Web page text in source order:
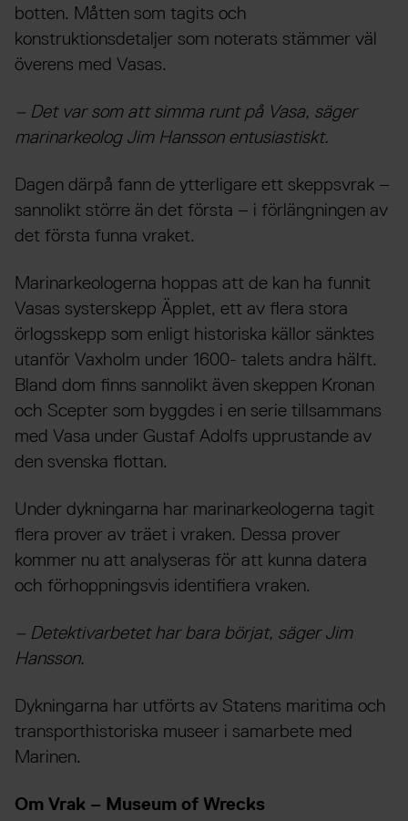
botten. Måtten som tagits och
konstruktionsdetaljer som noterats stämmer väl
överens med Vasas.
– Det var som att simma runt på Vasa, säger
marinarkeolog Jim Hansson entusiastiskt.
Dagen därpå fann de ytterligare ett skeppsvrak –
sannolikt större än det första – i förlängningen av
det första funna vraket.
Marinarkeologerna hoppas att de kan ha funnit
Vasas systerskepp Äpplet, ett av flera stora
örlogsskepp som enligt historiska källor sänktes
utanför Vaxholm under 1600- talets andra hälft.
Bland dom finns sannolikt även skeppen Kronan
och Scepter som byggdes i en serie tillsammans
med Vasa under Gustaf Adolfs upprustande av
den svenska flottan.
Under dykningarna har marinarkeologerna tagit
flera prover av träet i vraken. Dessa prover
kommer nu att analyseras för att kunna datera
och förhoppningsvis identifiera vraken.
– Detektivarbetet har bara börjat, säger Jim
Hansson.
Dykningarna har utförts av Statens maritima och
transporthistoriska museer i samarbete med
Marinen.
Om Vrak – Museum of Wrecks